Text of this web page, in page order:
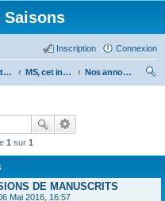
Saisons
Connexion
Inscription
La collection Mille Saisons MS, cet inconnu !
Nos annonces
1 sur 1
DE MANUSCRITS
Mai 2016, 16:57